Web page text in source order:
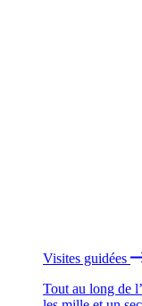
Visites guidées
Tout au long de